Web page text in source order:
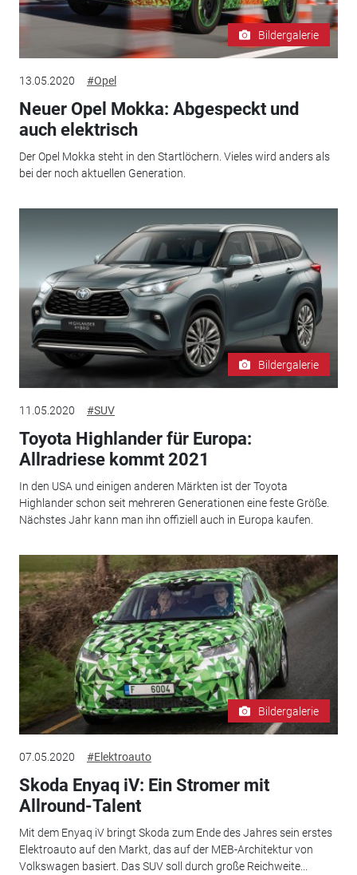
Bildergalerie
13.05.2020 #Opel
Neuer Opel Mokka: Abgespeckt und
auch elektrisch
Der Opel Mokka steht in den Startlöchern. Vieles wird anders als
bei der noch aktuellen Generation.
Bildergalerie
11.05.2020 #SUV
Toyota Highlander für Europa:
Allradriese kommt 2021
In den USA und einigen anderen Märkten ist der Toyota
Highlander schon seit mehreren Generationen eine feste Größe.
Nächstes Jahr kann man ihn offiziell auch in Europa kaufen.
Bildergalerie
07.05.2020 #Elektroauto
Skoda Enyaq iV: Ein Stromer mit
Allround-Talent
Mit dem Enyaq iV bringt Skoda zum Ende des Jahres sein erstes
Elektroauto auf den Markt, das auf der MEB-Architektur von
Volkswagen basiert. Das SUV soll durch große Reichweite...